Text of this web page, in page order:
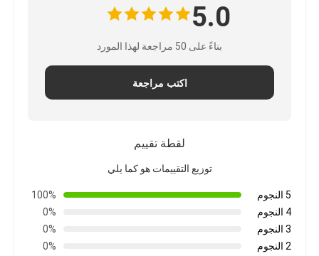
5.0
بناءً على 50 مراجعة لهذا المورد
اكتب مراجعة
لقطة تقييم
توزيع التقييمات هو كما يلي
5 النجوم
100%
4 النجوم
0%
3 النجوم
0%
2 النجوم
0%